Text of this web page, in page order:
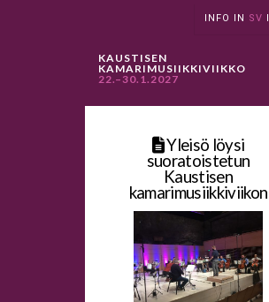
INFO IN SV I
KAUSTISEN
KAMARIMUSIIKKIVIIKKO
22.–30.1.2027
Yleisö löysi
suoratoistetun
Kaustisen
kamarimusiikkiviikon